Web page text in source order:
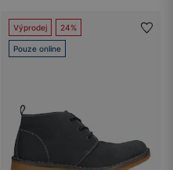
Výprodej 24%
Pouze online